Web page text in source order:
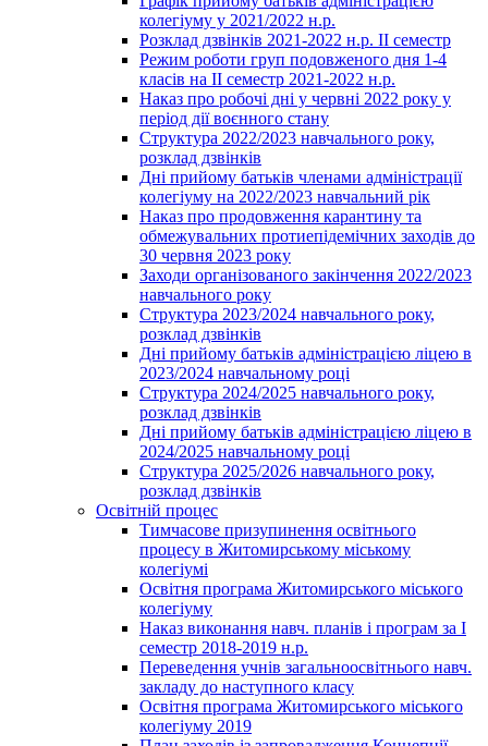
колегіуму у 2021/2022 н.р.
Розклад дзвінків 2021-2022 н.р. ІІ семестр
Режим роботи груп подовженого дня 1-4
класів на ІІ семестр 2021-2022 н.р.
Наказ про робочі дні у червні 2022 року у
період дії воєнного стану
Структура 2022/2023 навчального року,
розклад дзвінків
Дні прийому батьків членами адміністрації
колегіуму на 2022/2023 навчальний рік
Наказ про продовження карантину та
обмежувальних протиепідемічних заходів до
30 червня 2023 року
Заходи організованого закінчення 2022/2023
навчального року
Структура 2023/2024 навчального року,
розклад дзвінків
Дні прийому батьків адміністрацією ліцею в
2023/2024 навчальному році
Структура 2024/2025 навчального року,
розклад дзвінків
Дні прийому батьків адміністрацією ліцею в
2024/2025 навчальному році
Структура 2025/2026 навчального року,
розклад дзвінків
Освітній процес
Тимчасове призупинення освітнього
процесу в Житомирському міському
колегіумі
Освітня програма Житомирського міського
колегіуму
Наказ виконання навч. планів і програм за І
семестр 2018-2019 н.р.
Переведення учнів загальноосвітнього навч.
закладу до наступного класу
Освітня програма Житомирського міського
колегіуму 2019